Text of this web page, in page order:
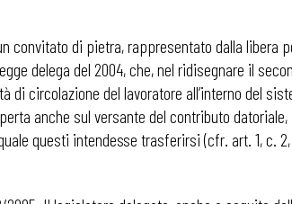
di pietra, rappresentato dalla libera
delega del 2004, che, nel ridisegnare il
circolazione del lavoratore all’interno del
anche sul versante del contributo datoriale,
questi intendesse trasferirsi (cfr. art. 1, c. 2,